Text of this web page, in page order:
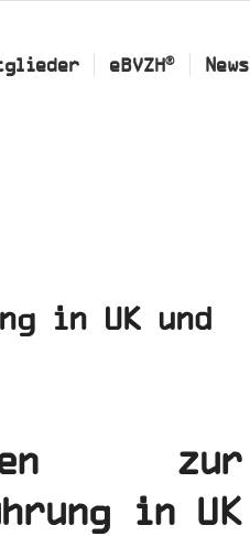
eBVZH® News
in UK und
zur
in UK